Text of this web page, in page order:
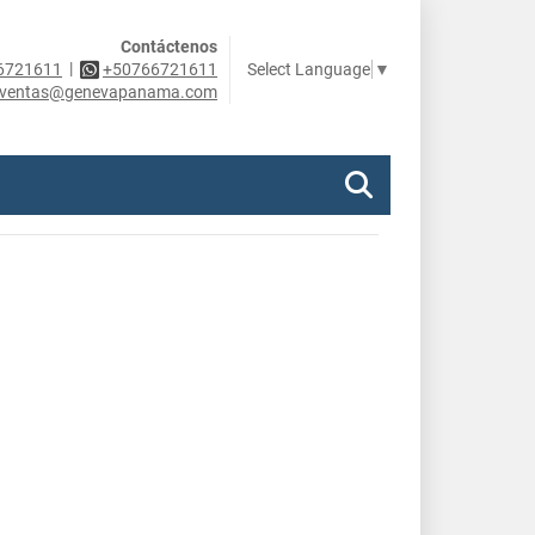
Contáctenos
|
+50766721611
ventas@genevapanama.com
Select Language ▼